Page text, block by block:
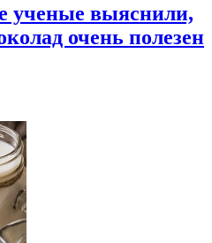
ученые выяснили,
очень полезен